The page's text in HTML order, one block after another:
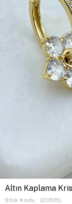
Altın Kaplama
Stok Kodu (20515)